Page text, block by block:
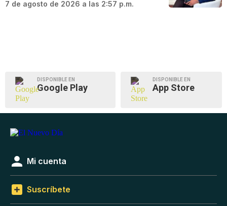
7 de agosto de 2026 a las 2:57 p.m.
DISPONIBLE EN
Google Play
DISPONIBLE EN
App Store
Mi cuenta
Suscríbete